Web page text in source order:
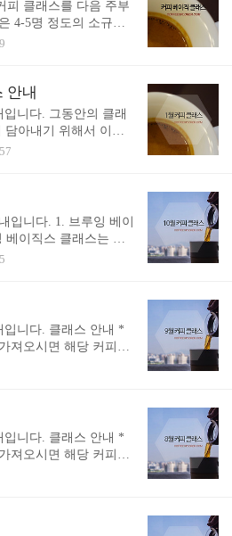
단의 연락처를 통해서
잉 베이직스 (Brewing
는 핸드드립 및 커피
시는 분을 위한 자리입
는 수업이 아니라, 현
스타에 맞춰져 있다고
피 클래스를 다음 주부
4-5명 정도의 소규모
매주) 진행할 예정입
참고해서 신청하시면
관련 증상이 없으시면
참여 신청을 하실 수 있
은 자가 차량 이용을
스 (Brewing Basics)
니다. 커피를 이론적/체
위한 자리입니다. 수
스타인 경..
안내
입니다. 그동안의 클래
아내기 위해서 이론
두고 진행했습니다.
합니다. 커핑 클래스
2회차로 진행됩니다.
기존 클래스도 진행
랍니다. 1. 브루잉 베
베이직스 클래스는
적/체계적으로 배우기
. 강의 내용 - 맛이란
의 기본..
입니다. 1. 브루잉 베이
베이직스 클래스는 핸
본적인 이론을 이해하
기본 역학(용해, 확산,
란 무엇인가? 어떻
콘트롤 챠트의 시작 -
Walsh의 관점(2013 노
의 The Brewed Coff
법 소개 - 커피 추출과
입니다. 클래스 안내 *
져오시면 해당 커피를
통) 1. 브루잉 베이직
계적으로 배우기 원하
의 내용 - 맛이란 무엇
본 역학(용해, 확산, 가
란 무엇인가? 어떻게
트롤 챠트의 시작 - T
의 The Brewed Coff
입니다. 클래스 안내 *
져오시면 해당 커피를
통) 1. 브루잉 베이직
커피를 이론적/체계적